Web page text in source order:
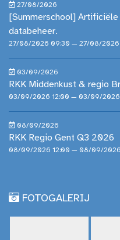
27/08/2026
[Summerschool]
databeheer.
27/08/2026 09:30 — 27/08/2026
03/09/2026
RKK Middenkust & regio
03/09/2026 12:00 — 03/09/2026
08/09/2026
RKK Regio Gent Q3 2026
08/09/2026 12:00 — 08/09/2026
FOTOGALERIJ